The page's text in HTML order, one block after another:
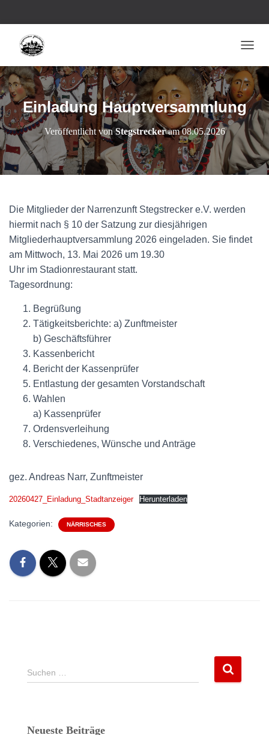
Einladung Hauptversammlung
Veröffentlicht vonStegstreckeram08.05.2026
Die Mitglieder der Narrenzunft Stegstrecker e.V. werden
hiermit nach § 10 der Satzung zur diesjährigen
Mitgliederhauptversammlung 2026 eingeladen. Sie findet
am Mittwoch, 13. Mai 2026 um 19.30
Uhr im Stadionrestaurant statt.
Tagesordnung:
Begrüßung
Tätigkeitsberichte: a) Zunftmeister
b) Geschäftsführer
Kassenbericht
Bericht der Kassenprüfer
Entlastung der gesamten Vorstandschaft
Wahlen
a) Kassenprüfer
Ordensverleihung
Verschiedenes, Wünsche und Anträge
gez. Andreas Narr, Zunftmeister
20260427_Einladung_Stadtanzeiger Herunterladen
Kategorien: NÄRRISCHES
S
u
Suchen …
Neueste Beiträge